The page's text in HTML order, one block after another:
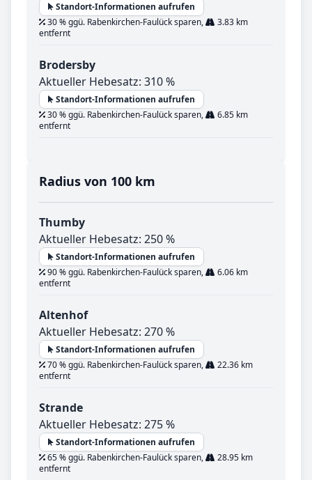
Standort-Informationen aufrufen
30 % ggü. Rabenkirchen-Faulück sparen,
3.83 km
entfernt
Brodersby
Aktueller Hebesatz: 310 %
Standort-Informationen aufrufen
30 % ggü. Rabenkirchen-Faulück sparen,
6.85 km
entfernt
Radius von 100 km
Thumby
Aktueller Hebesatz: 250 %
Standort-Informationen aufrufen
90 % ggü. Rabenkirchen-Faulück sparen,
6.06 km
entfernt
Altenhof
Aktueller Hebesatz: 270 %
Standort-Informationen aufrufen
70 % ggü. Rabenkirchen-Faulück sparen,
22.36 km
entfernt
Strande
Aktueller Hebesatz: 275 %
Standort-Informationen aufrufen
65 % ggü. Rabenkirchen-Faulück sparen,
28.95 km
entfernt